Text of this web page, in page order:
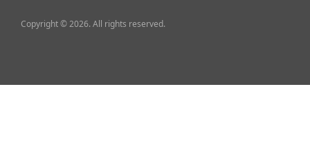
Copyright © 2026. All rights reserved.